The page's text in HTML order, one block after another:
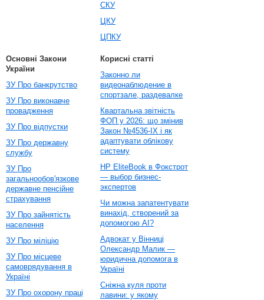
СКУ
ЦКУ
ЦПКУ
Основні Закони
України
ЗУ Про банкрутство
ЗУ Про виконавче
провадження
ЗУ Про відпустки
ЗУ Про державну
службу
ЗУ Про
загальнообов'язкове
державне пенсійне
страхування
ЗУ Про зайнятість
населення
ЗУ Про міліцію
ЗУ Про місцеве
самоврядування в
Україні
ЗУ Про охорону праці
Корисні статті
Законно ли
видеонаблюдение в
спортзале, раздевалке
Квартальна звітність
ФОП у 2026: що змінив
Закон №4536-IX і як
адаптувати облікову
систему
HP EliteBook в Фокстрот
— выбор бизнес-
экспертов
Чи можна запатентувати
винахід, створений за
допомогою AI?
Адвокат у Вінниці
Олександр Малик —
юридична допомога в
Україні
Сніжна куля проти
лавини: у якому